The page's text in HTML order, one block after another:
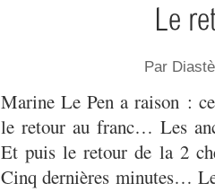
Le
Par
Marine Le Pen a raison :
le retour au franc… Les
Et puis le retour de la 2
Cinq dernières minutes…